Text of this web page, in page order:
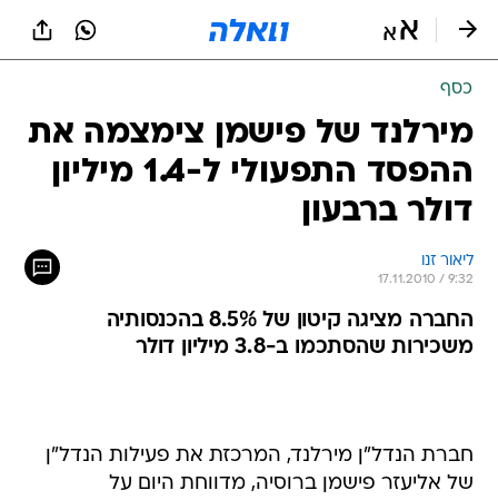
כסף
מירלנד של פישמן צימצמה את
ההפסד התפעולי ל-1.4 מיליון
דולר ברבעון
ליאור זנו
17.11.2010 / 9:32
החברה מציגה קיטון של 8.5% בהכנסותיה
משכירות שהסתכמו ב-3.8 מיליון דולר
חברת הנדל"ן מירלנד, המרכזת את פעילות הנדל"ן
של אליעזר פישמן ברוסיה, מדווחת היום על